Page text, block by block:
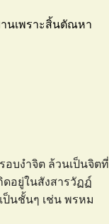
นเพราะสิ้นตัณหา
บงำจิต ล้วนเป็นจิตที่
อยู่ในสังสารวัฏฏ์
ป็นชั้นๆ เช่น พรหม